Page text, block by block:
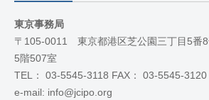
東京事務局
〒105-0011 東京都港区芝公園三丁目5番
5階507室
TEL： 03-5545-3118 FAX： 03-5545-3120
e-mail: info@jcipo.org